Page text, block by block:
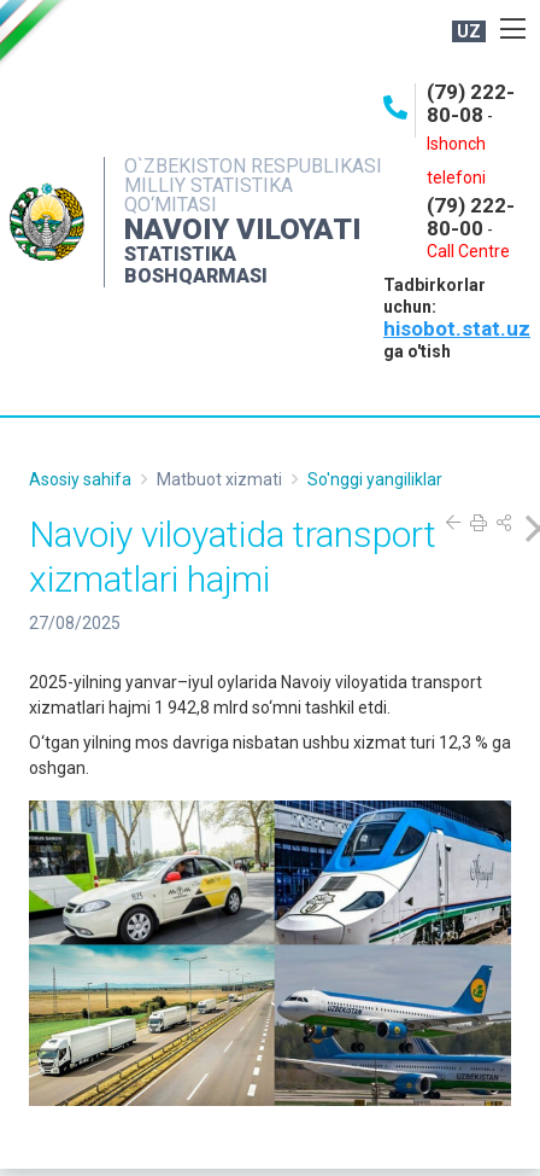
UZ
O`ZBEKISTON RESPUBLIKASI
MILLIY STATISTIKA
QO‘MITASI
NAVOIY VILOYATI
STATISTIKA
BOSHQARMASI
(79) 222-
80-08 -
Ishonch
telefoni
(79) 222-
80-00 -
Call Centre
Tadbirkorlar
uchun:
hisobot.stat.uz
ga o'tish
OCHIQ MA'LUMOTLAR
INTERAKTIV XIZMATLAR
MUROJAATLAR
Asosiy sahifa Matbuot xizmati So'nggi yangiliklar
Navoiy viloyatida transport
xizmatlari hajmi
27/08/2025
2025-yilning yanvar–iyul oylarida Navoiy viloyatida transport
xizmatlari hajmi 1 942,8 mlrd so‘mni tashkil etdi.
O‘tgan yilning mos davriga nisbatan ushbu xizmat turi 12,3 % ga
oshgan.